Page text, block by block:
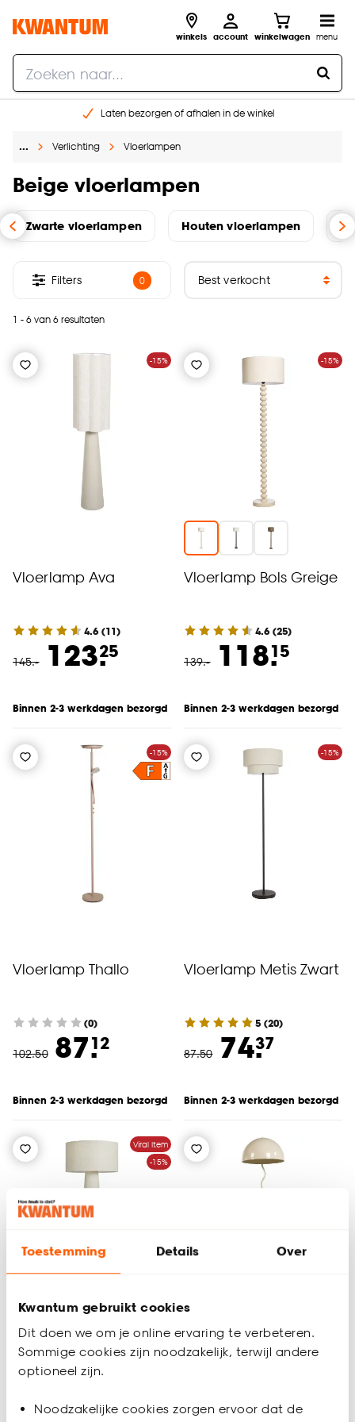
Toestemming Details Over
Kwantum gebruikt cookies
Dit doen we om je online ervaring te verbeteren.
Sommige cookies zijn noodzakelijk, terwijl andere
optioneel zijn.
Noodzakelijke cookies zorgen ervoor dat de
winkels account winkelwagen menu
Laten bezorgen of afhalen in de winkel
Gratis raam advies en inmeten aan huis
… Verlichting Vloerlampen
Beige vloerlampen
Zwarte vloerlampen Houten vloerlampen
1 - 6 van 6 resultaten
Filters 0
-15%
Vloerlamp Ava
4.6 (11)
145.- 123.25
Binnen 2-3 werkdagen bezorgd
-15%
Vloerlamp Bols Greige
4.6 (25)
139.- 118.15
Binnen 2-3 werkdagen bezorgd
-15%
Vloerlamp Thallo
(0)
102.50 87.12
Binnen 2-3 werkdagen bezorgd
-15%
Vloerlamp Metis Zwart
5 (20)
87.50 74.37
Binnen 2-3 werkdagen bezorgd
Viral Item
-15%
Vloerlamp Pandia Off-
White
4.8 ( 210 )
Vloerlamp Treje
(0)